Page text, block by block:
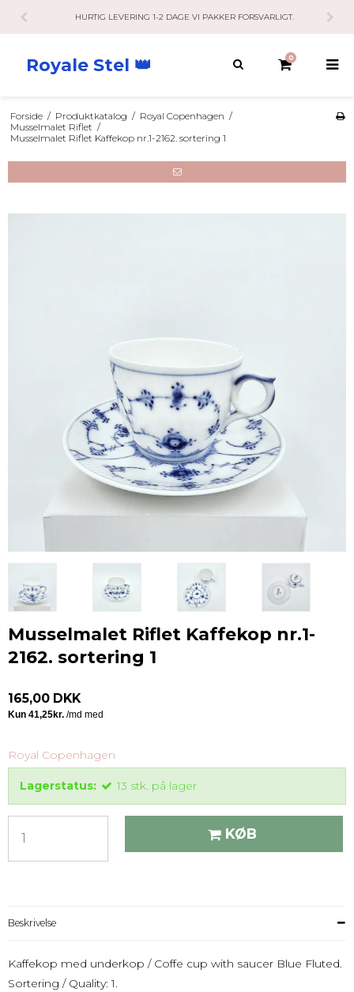
KUNDESERVICE HAR ÅBENT 10-21 RING / SMS / MAIL.
Royale Stel 👑 0
Forside / Produktkatalog / Royal Copenhagen /
Musselmalet Riflet /
Musselmalet Riflet Kaffekop nr.1-2162. sortering 1
Musselmalet Riflet Kaffekop nr.1-
2162. sortering 1
165,00 DKK
Royal Copenhagen
Lagerstatus: 13 stk. på lager
KØB
Beskrivelse
Kaffekop med underkop / Coffe cup with saucer Blue Fluted.
Sortering / Quality: 1.